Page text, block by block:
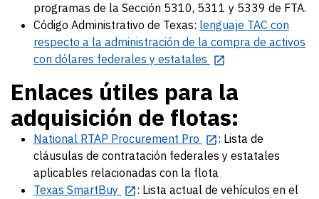
programas de la Sección 5310, 5311 y 5339 de FTA.
Código Administrativo de Texas: lenguaje TAC con
respecto a la administración de la compra de activos
con dólares federales y estatales
Enlaces útiles para la
adquisición de flotas:
National RTAP Procurement Pro
: Lista de
cláusulas de contratación federales y estatales
aplicables relacionadas con la flota
Texas SmartBuy
: Lista actual de vehículos en el